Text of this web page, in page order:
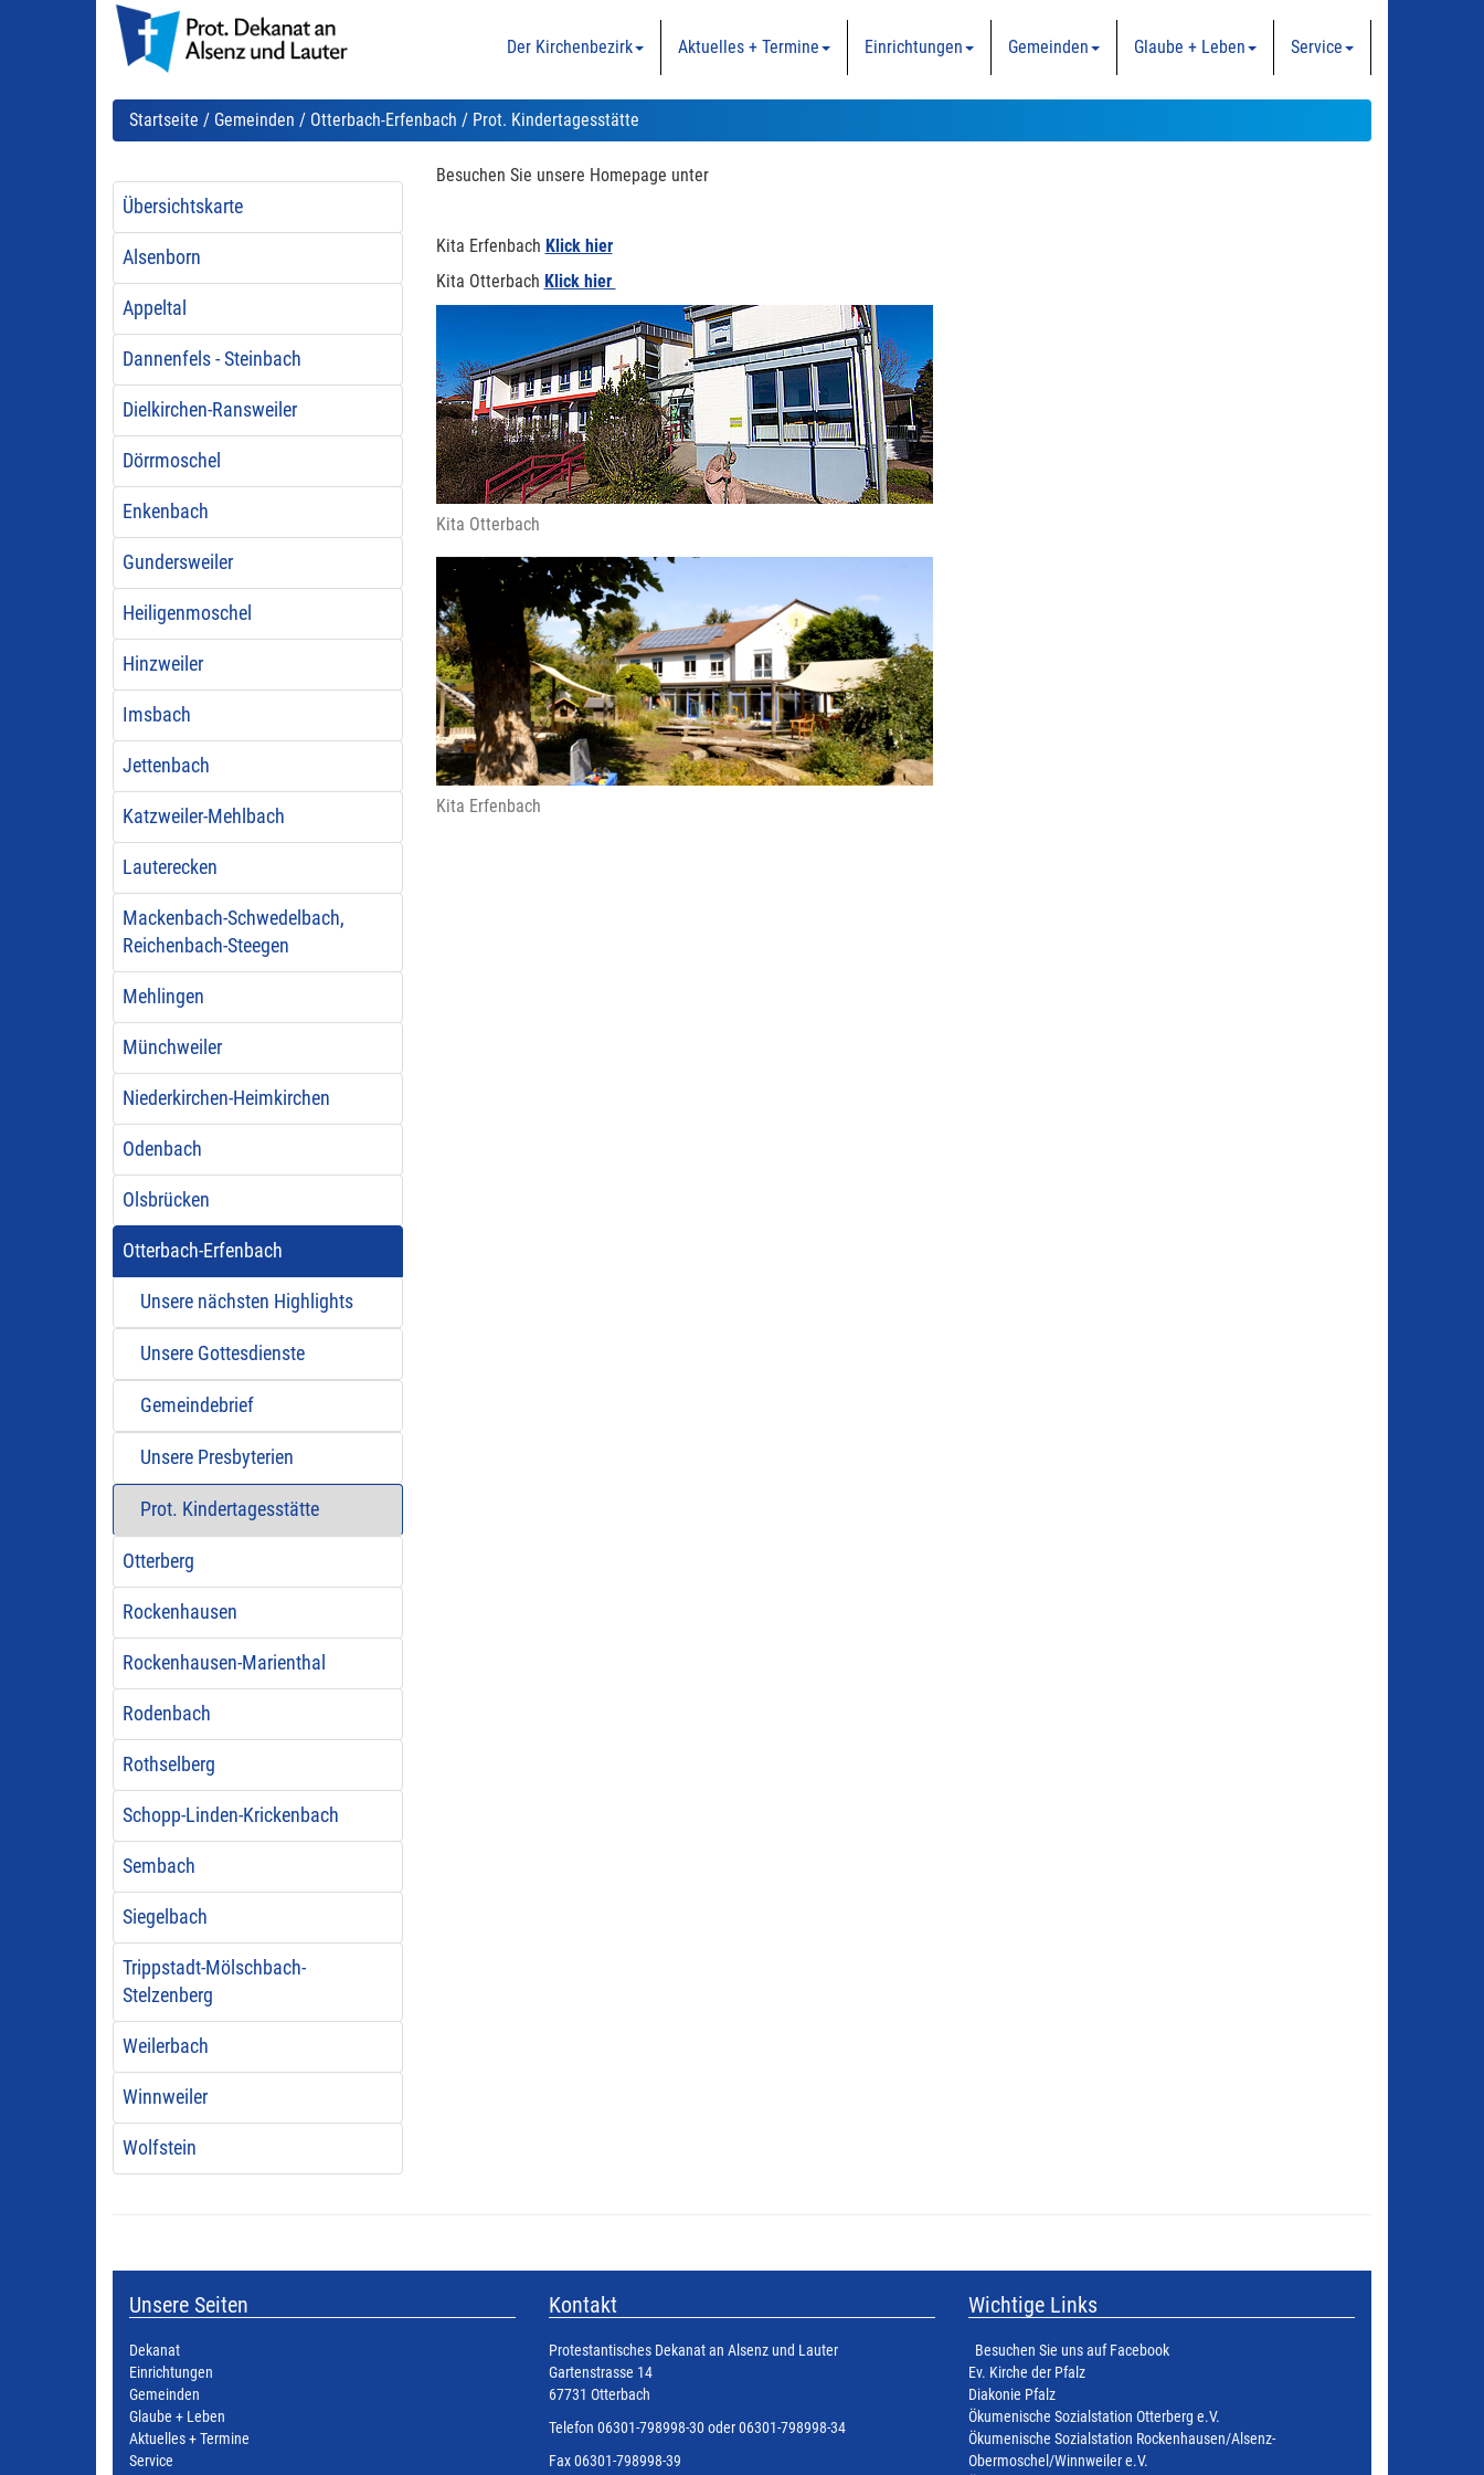
Der Kirchenbezirk Aktuelles + Termine Einrichtungen Gemeinden Glaube + Leben Service
Startseite / Gemeinden / Otterbach-Erfenbach / Prot. Kindertagesstätte
Übersichtskarte
Alsenborn
Appeltal
Dannenfels - Steinbach
Dielkirchen-Ransweiler
Dörrmoschel
Enkenbach
Gundersweiler
Heiligenmoschel
Hinzweiler
Imsbach
Jettenbach
Katzweiler-Mehlbach
Lauterecken
Mackenbach-Schwedelbach,
Reichenbach-Steegen
Mehlingen
Münchweiler
Niederkirchen-Heimkirchen
Odenbach
Olsbrücken
Otterbach-Erfenbach
Unsere nächsten Highlights
Unsere Gottesdienste
Gemeindebrief
Unsere Presbyterien
Prot. Kindertagesstätte
Otterberg
Rockenhausen
Rockenhausen-Marienthal
Rodenbach
Rothselberg
Schopp-Linden-Krickenbach
Sembach
Siegelbach
Trippstadt-Mölschbach-
Stelzenberg
Weilerbach
Winnweiler
Wolfstein
Besuchen Sie unsere Homepage unter
Kita Erfenbach Klick hier
Kita Otterbach Klick hier
Kita Otterbach
Kita Erfenbach
Unsere Seiten
Dekanat
Einrichtungen
Gemeinden
Glaube + Leben
Aktuelles + Termine
Service
Kontakt
Protestantisches Dekanat an Alsenz und Lauter
Gartenstrasse 14
67731 Otterbach
Telefon 06301-798998-30 oder 06301-798998-34
Fax 06301-798998-39
Wichtige Links
Besuchen Sie uns auf Facebook
Ev. Kirche der Pfalz
Diakonie Pfalz
Ökumenische Sozialstation Otterberg e.V.
Ökumenische Sozialstation Rockenhausen/Alsenz-
Obermoschel/Winnweiler e.V.